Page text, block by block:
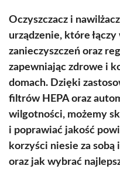
Oczyszczacz i
urządzenie, które
zanieczyszczeń oraz
zapewniając zdrowe i
domach. Dzięki
filtrów HEPA oraz
wilgotności, możemy
i poprawiać jakość
korzyści niesie za
oraz jak wybrać